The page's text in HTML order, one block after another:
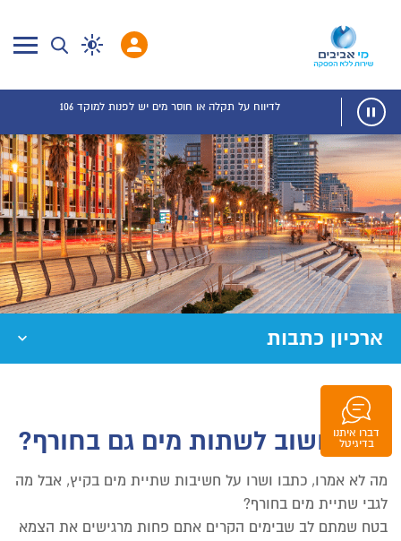
לדיווח על תקלה או חוסר מים יש לפנות למוקד 106
ארכיון כתבות
למה חשוב לשתות מים גם בחורף?
מה לא אמרו, כתבו ושרו על חשיבות שתיית מים בקיץ, אבל מה
לגבי שתיית מים בחורף?
בטח שמתם לב שבימים הקרים אתם פחות מרגישים את הצמא
דברו איתנו
בדיגיטלוואטסאפ